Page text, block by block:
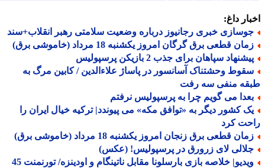
داغ:
خبری رجانیوز درباره وضعیت سلامتی رهبر انقلاب+سند
قطعی برق گرگان امروز یکشنبه 18 مرداد (خاموشی برق)
سپاهان برای جذب 2 بازیکن پرسپولیس
وحشتناک آسانسور در پاساژ علاءالدین / کابین مرگ به
منفی سه رفت
می گویم چرا به پرسپولیس نرفتم
کشور دیگر به «توافق مکه» می پیوندد| ترکیه خیال ایران را
کرد
قطعی برق زنجان امروز یکشنبه 18 مرداد (خاموشی برق)
لای زرورق در پرسپولیس! (عکس)
ویدیو| خلاصه بازی بارسلونا مقابل ناتینگام و اودینزه/ تورنمنت 45